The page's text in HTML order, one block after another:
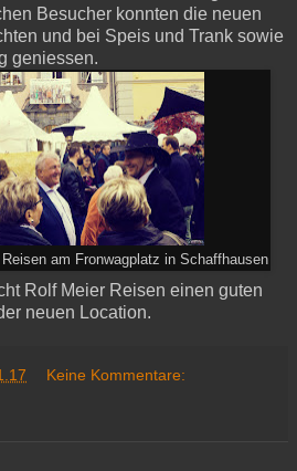
Besucher konnten die neuen
und bei Speis und Trank sowie
geniessen.
am Fronwagplatz in Schaffhausen
Rolf Meier Reisen einen guten
neuen Location.
Keine Kommentare: